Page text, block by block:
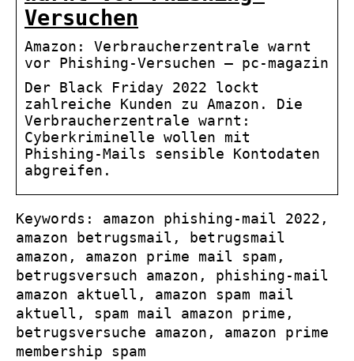
Versuchen
Amazon: Verbraucherzentrale warnt
vor Phishing-Versuchen – pc-magazin
Der Black Friday 2022 lockt
zahlreiche Kunden zu Amazon. Die
Verbraucherzentrale warnt:
Cyberkriminelle wollen mit
Phishing-Mails sensible Kontodaten
abgreifen.
Keywords: amazon phishing-mail 2022,
amazon betrugsmail, betrugsmail
amazon, amazon prime mail spam,
betrugsversuch amazon, phishing-mail
amazon aktuell, amazon spam mail
aktuell, spam mail amazon prime,
betrugsversuche amazon, amazon prime
membership spam